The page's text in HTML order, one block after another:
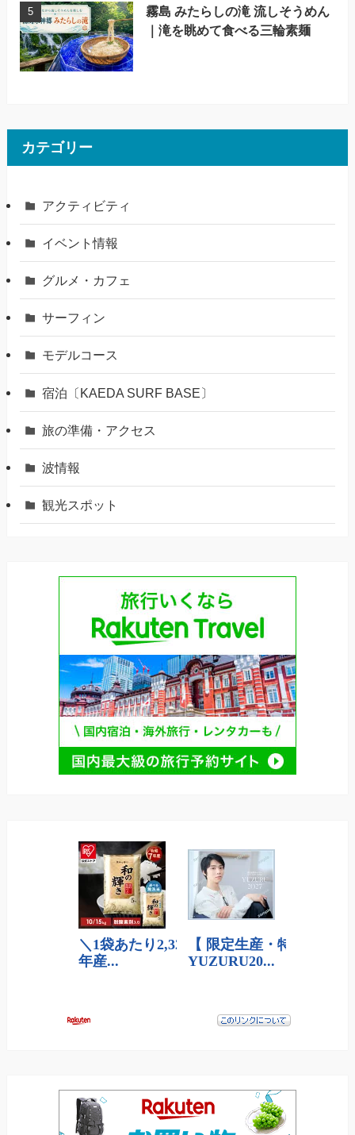
霧島 みたらしの滝 流しそうめん
｜滝を眺めて食べる三輪素麺
カテゴリー
アクティビティ
イベント情報
グルメ・カフェ
サーフィン
モデルコース
宿泊〔KAEDA SURF BASE〕
旅の準備・アクセス
波情報
観光スポット